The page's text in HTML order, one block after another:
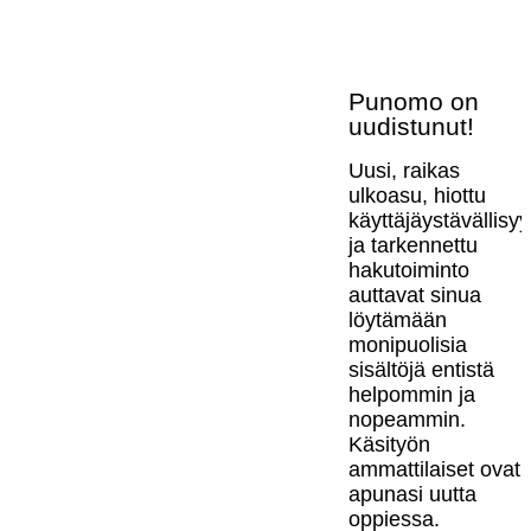
Punomo on
uudistunut!
Uusi, raikas
ulkoasu, hiottu
ja tarkennettu
hakutoiminto
auttavat sinua
löytämään
monipuolisia
sisältöjä entistä
helpommin ja
nopeammin.
Käsityön
ammattilaiset ovat
apunasi uutta
oppiessa.